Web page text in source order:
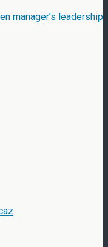
manager’s leadership